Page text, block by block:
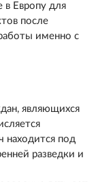
Европу для
после
именно с
являющихся
находится под
разведки и